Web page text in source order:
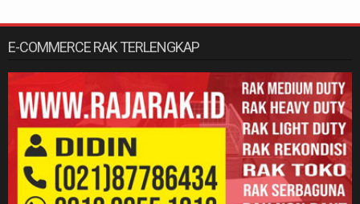
E-COMMERCE RAK TERLENGKAP